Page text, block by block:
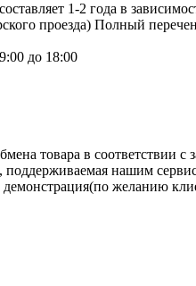
1-2 года в
проезда) Полный
до 18:00
товара в соответствии с
поддерживаемая нашим
желанию